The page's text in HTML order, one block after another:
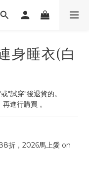
身睡衣(白
"試穿"後退貨的。
進行購買 。
折，2026馬上愛 on